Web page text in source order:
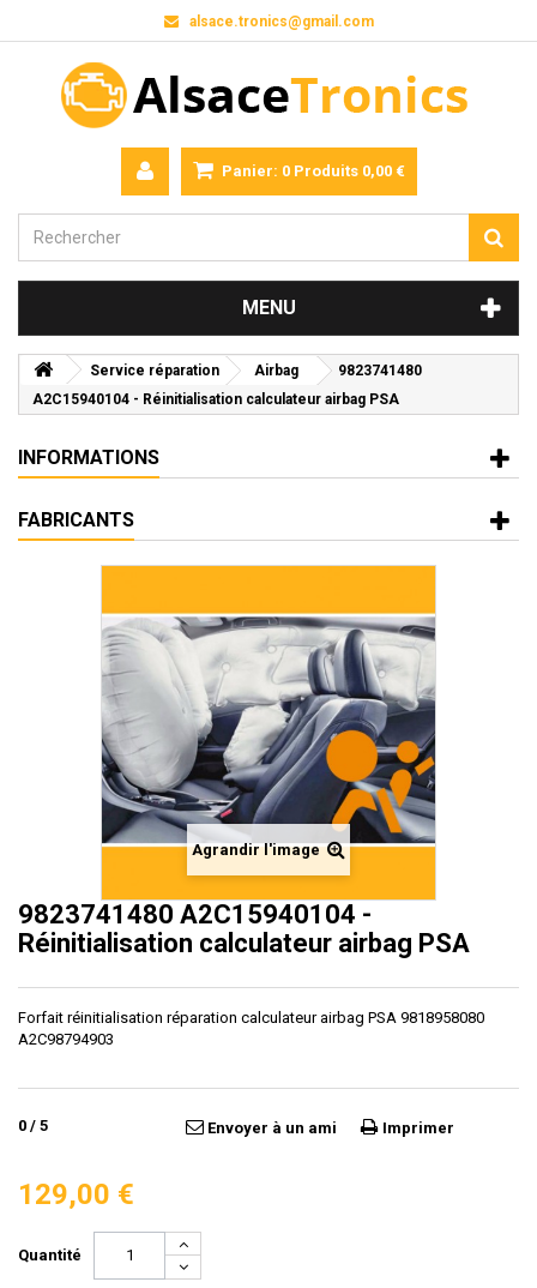
alsace.tronics@gmail.com
Panier: 0 Produits 0,00 €
MENU
Service réparation Airbag
9823741480
A2C15940104 - Réinitialisation calculateur airbag PSA
INFORMATIONS
FABRICANTS
Agrandir l'image
9823741480 A2C15940104 -
Réinitialisation calculateur airbag PSA
Forfait réinitialisation réparation calculateur airbag PSA 9818958080
A2C98794903
0 / 5 Envoyer à un ami Imprimer
129,00 €
Quantité